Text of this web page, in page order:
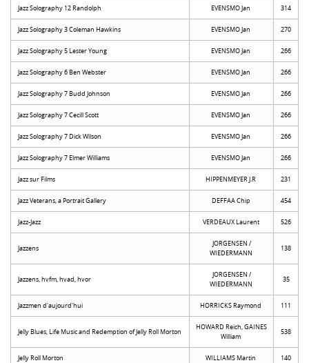
Jazz Solography 12 Randolph EVENSMO Jan 314
Jazz Solography 3 Coleman Hawkins EVENSMO Jan 270
Jazz Solography 5 Lester Young EVENSMO Jan 266
Jazz Solography 6 Ben Webster EVENSMO Jan 266
Jazz Solography 7 Budd Johnson EVENSMO Jan 266
Jazz Solography 7 Cecill Scott EVENSMO Jan 266
Jazz Solography 7 Dick Wilson EVENSMO Jan 266
Jazz Solography 7 Elmer Williams EVENSMO Jan 266
Jazz sur Films HIPPENMEYER J.R 231
Jazz Veterans, a Portrait Gallery DEFFAA Chip 454
Jazz-Jazz VERDEAUX Laurent 526
Jazzens
JORGENSEN /
WIEDERMANN
138
Jazzens, hvfm, hvad, hvor
JORGENSEN /
WIEDERMANN
35
Jazzmen d'aujourd'hui HORRICKS Raymond 111
Jelly Blues, Life Music and Redemption of Jelly Roll Morton
HOWARD Reich, GAINES
William
538
Jelly Roll Morton WILLIAMS Martin 140